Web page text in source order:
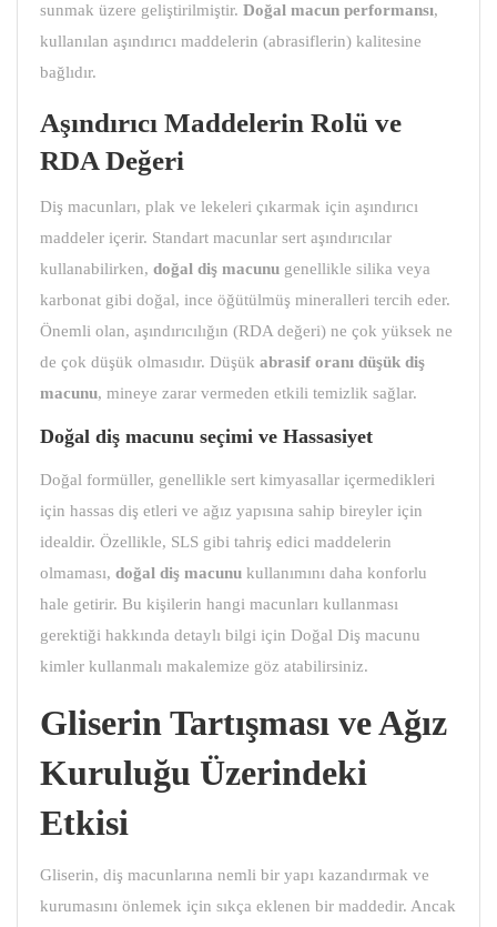
sunmak üzere geliştirilmiştir. Doğal macun performansı,
kullanılan aşındırıcı maddelerin (abrasiflerin) kalitesine
bağlıdır.
Aşındırıcı Maddelerin Rolü ve
RDA Değeri
Diş macunları, plak ve lekeleri çıkarmak için aşındırıcı
maddeler içerir. Standart macunlar sert aşındırıcılar
kullanabilirken, doğal diş macunu genellikle silika veya
karbonat gibi doğal, ince öğütülmüş mineralleri tercih eder.
Önemli olan, aşındırıcılığın (RDA değeri) ne çok yüksek ne
de çok düşük olmasıdır. Düşük abrasif oranı düşük diş
macunu, mineye zarar vermeden etkili temizlik sağlar.
Doğal diş macunu seçimi ve Hassasiyet
Doğal formüller, genellikle sert kimyasallar içermedikleri
için hassas diş etleri ve ağız yapısına sahip bireyler için
idealdir. Özellikle, SLS gibi tahriş edici maddelerin
olmaması, doğal diş macunu kullanımını daha konforlu
hale getirir. Bu kişilerin hangi macunları kullanması
gerektiği hakkında detaylı bilgi için Doğal Diş macunu
kimler kullanmalı makalemize göz atabilirsiniz.
Gliserin Tartışması ve Ağız
Kuruluğu Üzerindeki
Etkisi
Gliserin, diş macunlarına nemli bir yapı kazandırmak ve
kurumasını önlemek için sıkça eklenen bir maddedir. Ancak